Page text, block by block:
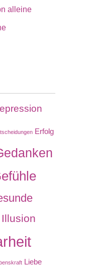
alleine
Erfolg
Illusion
Liebe